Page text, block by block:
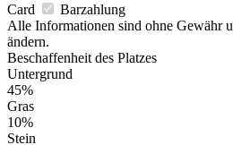
Card
Barzahlung
Alle Informationen sind ohne Gewähr
ändern.
Beschaffenheit des Platzes
Untergrund
45%
Gras
10%
Stein